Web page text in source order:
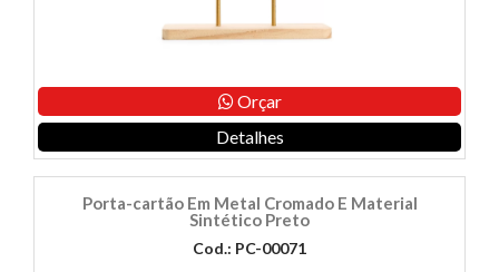
Orçar
Detalhes
Porta-cartão Em Metal Cromado E Material
Sintético Preto
Cod.: PC-00071